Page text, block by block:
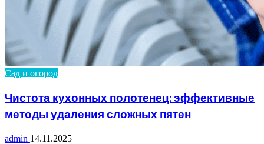
Сад и огород
Чистота кухонных полотенец: эффективные
методы удаления сложных пятен
admin 14.11.2025